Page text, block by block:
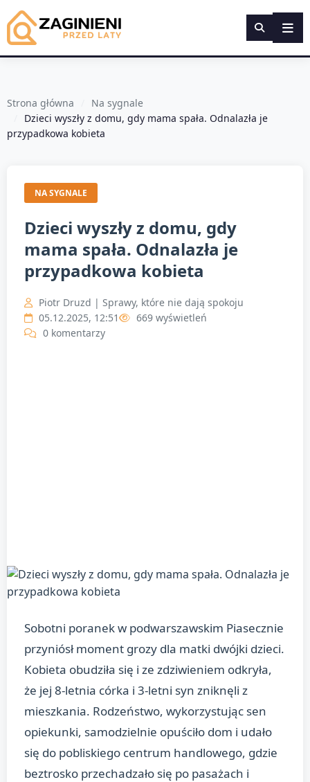
Strona główna
Na sygnale
Dzieci wyszły z domu, gdy mama spała. Odnalazła je
przypadkowa kobieta
NA SYGNALE
Dzieci wyszły z domu, gdy
mama spała. Odnalazła je
przypadkowa kobieta
Piotr Druzd | Sprawy, które nie dają spokoju
05.12.2025, 12:51
669 wyświetleń
0 komentarzy
Sobotni poranek w podwarszawskim Piasecznie
przyniósł moment grozy dla matki dwójki dzieci.
Kobieta obudziła się i ze zdziwieniem odkryła,
że jej 8-letnia córka i 3-letni syn zniknęli z
mieszkania. Rodzeństwo, wykorzystując sen
opiekunki, samodzielnie opuściło dom i udało
się do pobliskiego centrum handlowego, gdzie
beztrosko przechadzało się po pasażach i